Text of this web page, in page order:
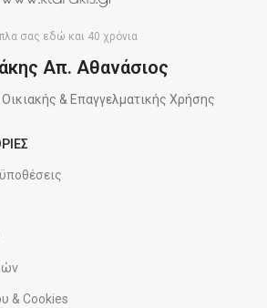
σας εδώ και 40 χρόνια
Απ. Αθανάσιος
& Επαγγελματικής Χρήσης
& Cookies